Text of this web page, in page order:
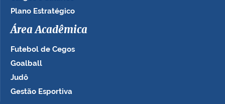
Plano Estratégico
Área Acadêmica
Futebol de Cegos
Goalball
Judô
Gestão Esportiva